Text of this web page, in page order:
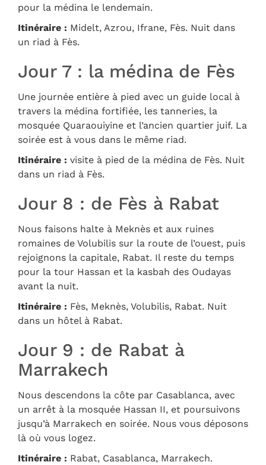
pour la médina le lendemain.
Itinéraire : Midelt, Azrou, Ifrane, Fès. Nuit dans
un riad à Fès.
Jour 7 : la médina de Fès
Une journée entière à pied avec un guide local à
travers la médina fortifiée, les tanneries, la
mosquée Quaraouiyine et l’ancien quartier juif. La
soirée est à vous dans le même riad.
Itinéraire : visite à pied de la médina de Fès. Nuit
dans un riad à Fès.
Jour 8 : de Fès à Rabat
Nous faisons halte à Meknès et aux ruines
romaines de Volubilis sur la route de l’ouest, puis
rejoignons la capitale, Rabat. Il reste du temps
pour la tour Hassan et la kasbah des Oudayas
avant la nuit.
Itinéraire : Fès, Meknès, Volubilis, Rabat. Nuit
dans un hôtel à Rabat.
Jour 9 : de Rabat à
Marrakech
Nous descendons la côte par Casablanca, avec
un arrêt à la mosquée Hassan II, et poursuivons
jusqu’à Marrakech en soirée. Nous vous déposons
là où vous logez.
Itinéraire : Rabat, Casablanca, Marrakech.